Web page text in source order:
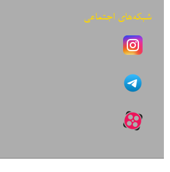
شبکه‌های اجتماعی